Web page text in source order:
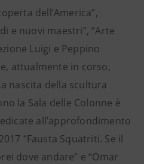
dell’America”,
e nuovi maestri”, “Arte
Luigi e Peppino
attualmente in corso,
nascita della scultura
la Sala delle Colonne è
all’approfondimento
“Fausta Squatriti. Se il
dove andare” e “Omar